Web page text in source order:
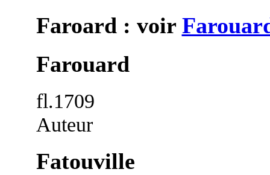
Faroard : voir
Farouard
fl.1709
Auteur
Fatouville